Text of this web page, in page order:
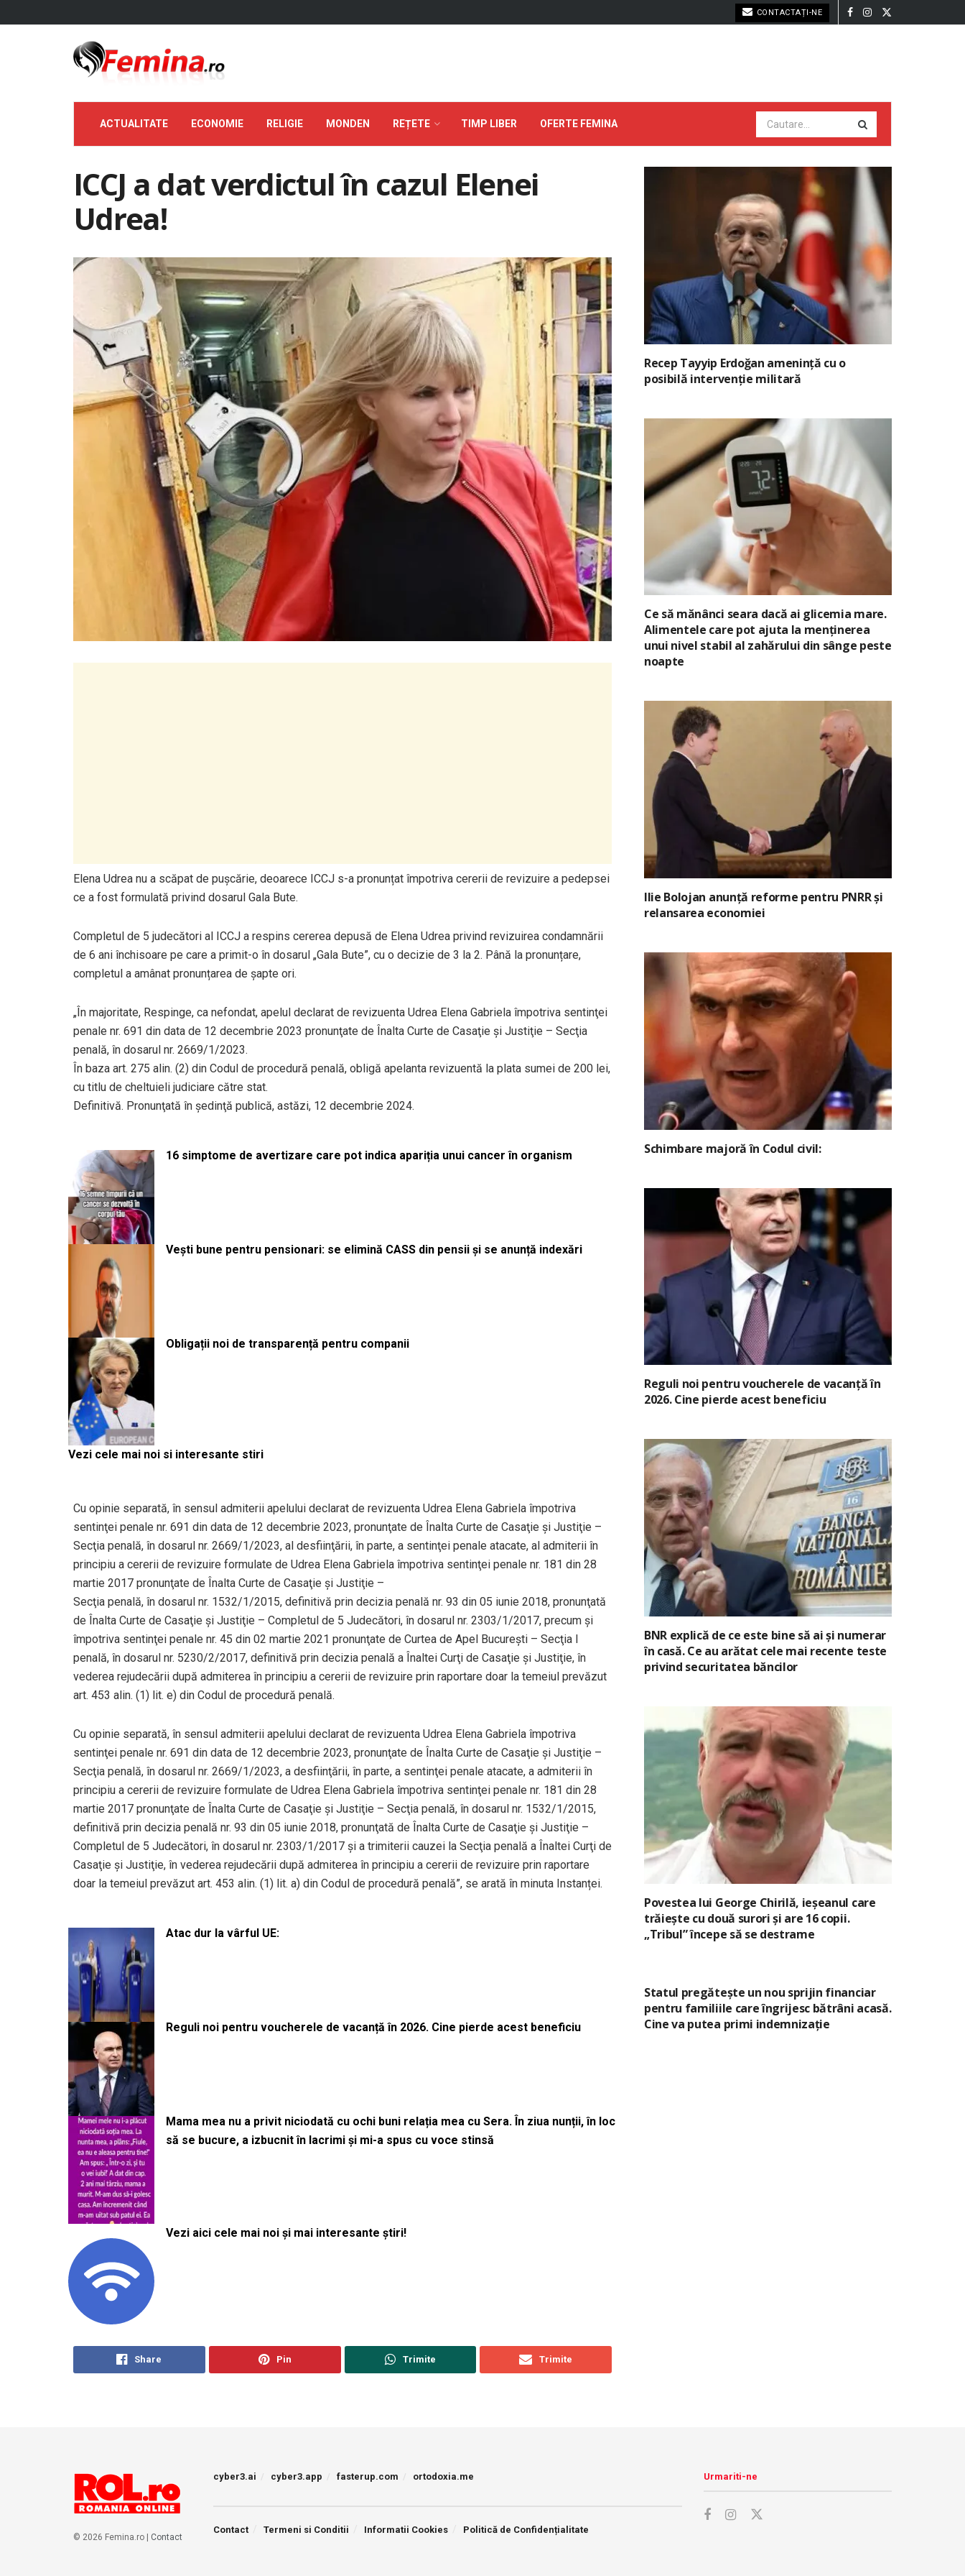
CONTACTAȚI-NE
ACTUALITATE ECONOMIE RELIGIE MONDEN REȚETE TIMP LIBER OFERTE FEMINA
ICCJ a dat verdictul în cazul Elenei
Udrea!
Elena Udrea nu a scăpat de pușcărie, deoarece ICCJ s-a pronunțat împotriva cererii de revizuire a pedepsei
ce a fost formulată privind dosarul Gala Bute.
Completul de 5 judecători al ICCJ a respins cererea depusă de Elena Udrea privind revizuirea condamnării
de 6 ani închisoare pe care a primit-o în dosarul „Gala Bute”, cu o decizie de 3 la 2. Până la pronunțare,
completul a amânat pronunțarea de șapte ori.
„În majoritate, Respinge, ca nefondat, apelul declarat de revizuenta Udrea Elena Gabriela împotriva sentinţei
penale nr. 691 din data de 12 decembrie 2023 pronunţate de Înalta Curte de Casaţie şi Justiţie – Secţia
penală, în dosarul nr. 2669/1/2023.
În baza art. 275 alin. (2) din Codul de procedură penală, obligă apelanta revizuentă la plata sumei de 200 lei,
cu titlu de cheltuieli judiciare către stat.
Definitivă. Pronunţată în şedinţă publică, astăzi, 12 decembrie 2024.
16 simptome de avertizare care pot indica apariția unui cancer în organism
Vești bune pentru pensionari: se elimină CASS din pensii și se anunță indexări
Obligații noi de transparență pentru companii
Vezi cele mai noi si interesante stiri
Cu opinie separată, în sensul admiterii apelului declarat de revizuenta Udrea Elena Gabriela împotriva
sentinţei penale nr. 691 din data de 12 decembrie 2023, pronunţate de Înalta Curte de Casaţie şi Justiţie –
Secţia penală, în dosarul nr. 2669/1/2023, al desfiinţării, în parte, a sentinţei penale atacate, al admiterii în
principiu a cererii de revizuire formulate de Udrea Elena Gabriela împotriva sentinţei penale nr. 181 din 28
martie 2017 pronunţate de Înalta Curte de Casaţie şi Justiţie –
Secţia penală, în dosarul nr. 1532/1/2015, definitivă prin decizia penală nr. 93 din 05 iunie 2018, pronunţată
de Înalta Curte de Casaţie şi Justiţie – Completul de 5 Judecători, în dosarul nr. 2303/1/2017, precum şi
împotriva sentinţei penale nr. 45 din 02 martie 2021 pronunţate de Curtea de Apel Bucureşti – Secţia I
penală, în dosarul nr. 5230/2/2017, definitivă prin decizia penală a Înaltei Curţi de Casaţie şi Justiţie, în
vederea rejudecării după admiterea în principiu a cererii de revizuire prin raportare doar la temeiul prevăzut
art. 453 alin. (1) lit. e) din Codul de procedură penală.
Cu opinie separată, în sensul admiterii apelului declarat de revizuenta Udrea Elena Gabriela împotriva
sentinţei penale nr. 691 din data de 12 decembrie 2023, pronunţate de Înalta Curte de Casaţie şi Justiţie –
Secţia penală, în dosarul nr. 2669/1/2023, a desfiinţării, în parte, a sentinţei penale atacate, a admiterii în
principiu a cererii de revizuire formulate de Udrea Elena Gabriela împotriva sentinţei penale nr. 181 din 28
martie 2017 pronunţate de Înalta Curte de Casaţie şi Justiţie – Secţia penală, în dosarul nr. 1532/1/2015,
definitivă prin decizia penală nr. 93 din 05 iunie 2018, pronunţată de Înalta Curte de Casaţie şi Justiţie –
Completul de 5 Judecători, în dosarul nr. 2303/1/2017 şi a trimiterii cauzei la Secţia penală a Înaltei Curţi de
Casaţie şi Justiţie, în vederea rejudecării după admiterea în principiu a cererii de revizuire prin raportare
doar la temeiul prevăzut art. 453 alin. (1) lit. a) din Codul de procedură penală”, se arată în minuta Instanței.
Atac dur la vârful UE:
Reguli noi pentru voucherele de vacanță în 2026. Cine pierde acest beneficiu
Mama mea nu a privit niciodată cu ochi buni relația mea cu Sera. În ziua nunții, în loc
să se bucure, a izbucnit în lacrimi și mi-a spus cu voce stinsă
Vezi aici cele mai noi și mai interesante știri!
Share Pin Trimite Trimite
Recep Tayyip Erdoğan amenință cu o
posibilă intervenție militară
Ce să mănânci seara dacă ai glicemia mare.
Alimentele care pot ajuta la menținerea
unui nivel stabil al zahărului din sânge peste
noapte
Ilie Bolojan anunță reforme pentru PNRR și
relansarea economiei
Schimbare majoră în Codul civil:
Reguli noi pentru voucherele de vacanță în
2026. Cine pierde acest beneficiu
BNR explică de ce este bine să ai și numerar
în casă. Ce au arătat cele mai recente teste
privind securitatea băncilor
Povestea lui George Chirilă, ieșeanul care
trăiește cu două surori și are 16 copii.
„Tribul” începe să se destrame
Statul pregătește un nou sprijin financiar
pentru familiile care îngrijesc bătrâni acasă.
Cine va putea primi indemnizație
© 2026 Femina.ro | Contact
cyber3.ai cyber3.app fasterup.com ortodoxia.me
Contact Termeni si Conditii Informatii Cookies Politică de Confidențialitate
Urmariti-ne